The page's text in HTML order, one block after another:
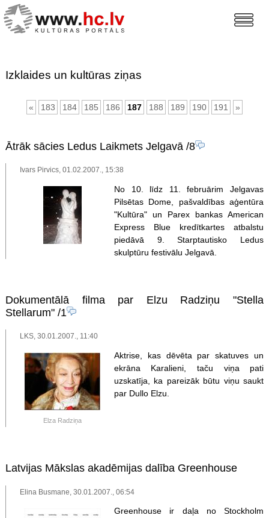
Izklaides un kultūras ziņas
« 183 184 185 186 187 188 189 190 191 »
Ātrāk sācies Ledus Laikmets Jelgavā/8
Ivars Pirvics, 01.02.2007., 15:38
No 10. līdz 11. februārim Jelgavas
Pilsētas Dome, pašvaldības aģentūra
"Kultūra" un Parex bankas American
Express Blue kredītkartes atbalstu
piedāvā 9. Starptautisko Ledus
skulptūru festivālu Jelgavā.
Dokumentālā filma par Elzu Radziņu "Stella
Stellarum"/1
LKS, 30.01.2007., 11:40
Elza Radziņa
Aktrise, kas dēvēta par skatuves un
ekrāna Karalieni, taču viņa pati
uzskatīja, ka pareizāk būtu viņu saukt
par Dullo Elzu.
Latvijas Mākslas akadēmijas dalība Greenhouse
Elina Busmane, 30.01.2007., 06:54
Greenhouse ir daļa no Stockholm